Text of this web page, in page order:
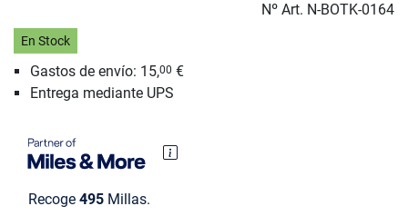
Nº Art. N-BOTK-0164
En Stock
Gastos de envío: 15,00 €
Entrega mediante UPS
Recoge 495 Millas.